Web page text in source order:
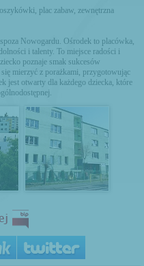
plac zabaw, zewnętrzna
Nowogardu. Ośrodek to placówka,
i talenty. To miejsce radości i
poznaje smak sukcesów
mierzyć z porażkami, przygotowując
jest otwarty dla każdego dziecka, które